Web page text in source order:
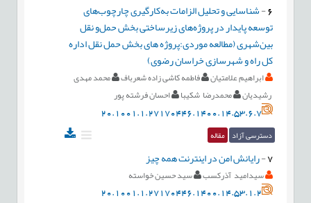
6
-شناسایی و تحلیل الزامات به‌کارگیری چارچوب‌های
توسعه پایدار در پروژه‌های زیرساختی بخش حمل‌و نقل
بین‌شهری (مطالعه موردی:پروژه های بخش حمل نقل اداره
کل راه و شهرسازی خراسان رضوی)
ابراهیم علامتیان فاطمه کاشی زاده شعرباف
محمد مهدی
رشیدیان
محمدرضا شکیبا احسان فرشته پور
20.1001.1.27170446.1400.14.53.6.7
دسترسی آزاد مقاله
7
-رایانش امن در اینترنت همه چیز
سیدامید آذرکسب سید حسین خواسته
20.1001.1.27170446.1400.14.53.1.2